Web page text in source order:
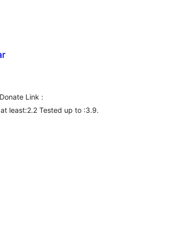
Link :
least:2.2 Tested up to :3.9.